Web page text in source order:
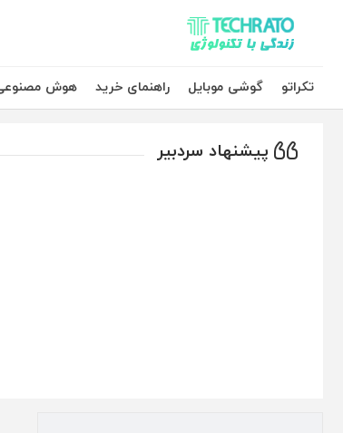
تکراتو – زندگی با تکنولوژی
تکراتو
گوشی موبایل راهنمای خرید هوش
پیشنهاد سردبیر